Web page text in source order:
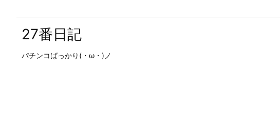
27番日記
パチンコばっかり(・ω・)ノ